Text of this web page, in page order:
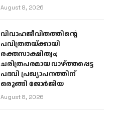
August 8, 2026
വിവാഹജീവിതത്തിന്റെ
പവിത്രതയ്ക്കായി
രക്തസാക്ഷിത്വം;
ചരിത്രപരമായ വാഴ്ത്തപ്പെട്ട
പദവി പ്രഖ്യാപനത്തിന്
ഒരുങ്ങി ജോര്‍ജിയ
August 8, 2026